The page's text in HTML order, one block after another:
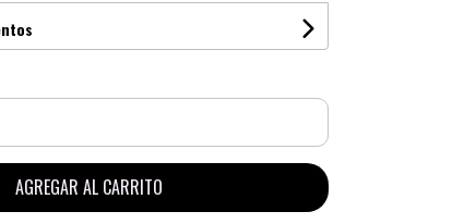
AGREGAR AL CARRITO